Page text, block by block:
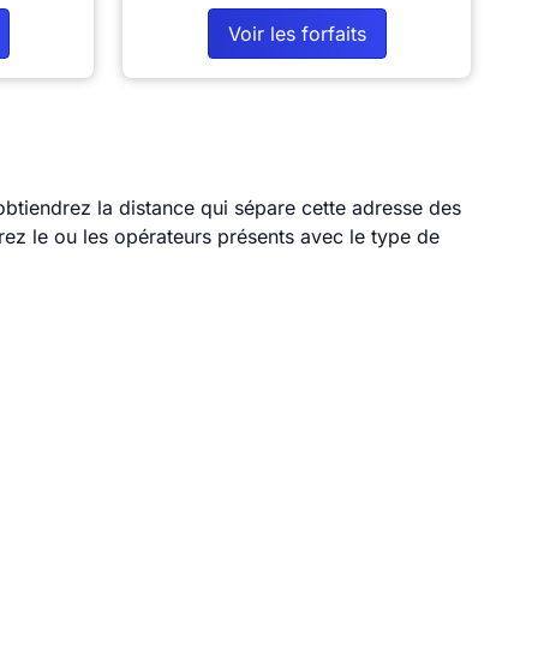
Voir les forfaits
la distance qui sépare cette adresse des
le ou les opérateurs présents avec le type de